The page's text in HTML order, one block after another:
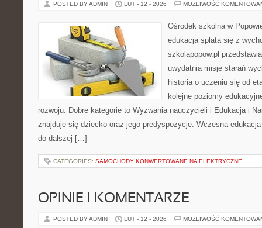
POSTED BY ADMIN LUT - 12 - 2026 MOŻLIWOŚĆ
Ośrodek szkolna w
edukacja splata się z
szkolapopow.pl
uwydatnia misję starań
historia o uczeniu się od
kolejne poziomy
rozwoju. Dobre kategorie to Wyzwania nauczycieli i Edukacja i
znajduje się dziecko oraz jego predyspozycje. Wczesna
do dalszej […]
CATEGORIES: SAMOCHODY KONWERTOWANE NA ELEKTRYCZNE
OPINIE I KOMENTARZE
POSTED BY ADMIN LUT - 12 - 2026 MOŻLIWOŚĆ